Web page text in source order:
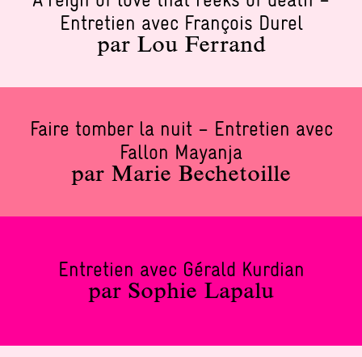
Entretien avec François Durel
par Lou Ferrand
Faire tomber la nuit – Entretien avec
Fallon Mayanja
par Marie Bechetoille
Entretien avec Gérald Kurdian
par Sophie Lapalu